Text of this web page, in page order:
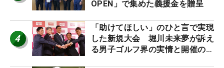
OPEN」で集めた義援金を贈呈
4
「助けてほしい」のひと言で実現
した新規大会 堀川未来夢が訴え
る男子ゴルフ界の実情と開催の舞